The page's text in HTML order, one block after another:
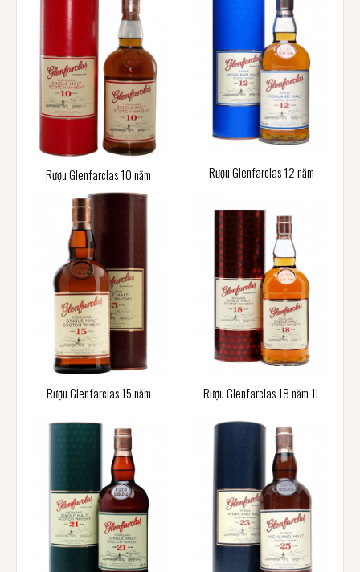
Rượu Glenfarclas 10 năm Rượu Glenfarclas 12 năm
Rượu Glenfarclas 15 năm Rượu Glenfarclas 18 năm 1L